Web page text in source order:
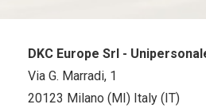
DKC Europe Srl -
Via G. Marradi, 1
20123 Milano (MI) Italy (IT)